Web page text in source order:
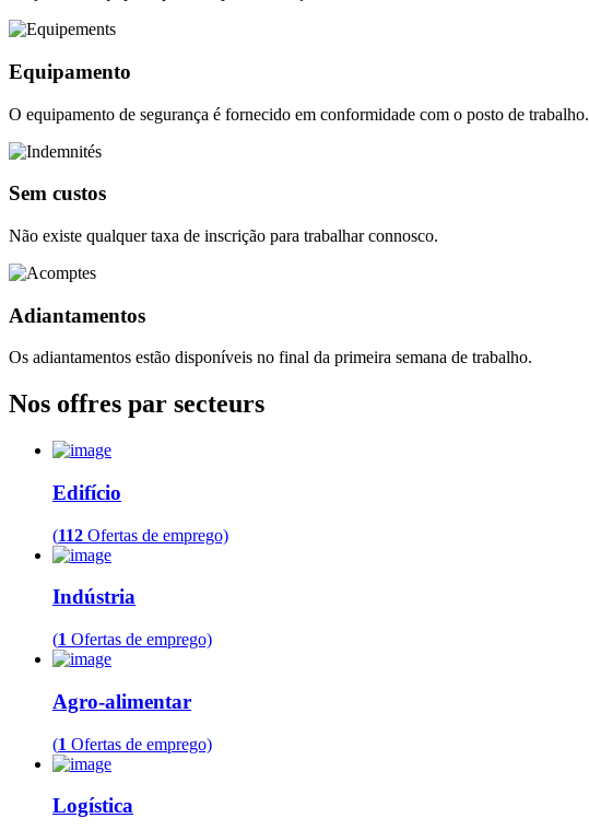
Equipamento
O equipamento de segurança é fornecido em conformidade com o posto de trabalho.
Sem custos
Não existe qualquer taxa de inscrição para trabalhar connosco.
Adiantamentos
Os adiantamentos estão disponíveis no final da primeira semana de trabalho.
Nos offres par secteurs
Edifício
(112 Ofertas de emprego)
Indústria
(1 Ofertas de emprego)
Agro-alimentar
(1 Ofertas de emprego)
Logística